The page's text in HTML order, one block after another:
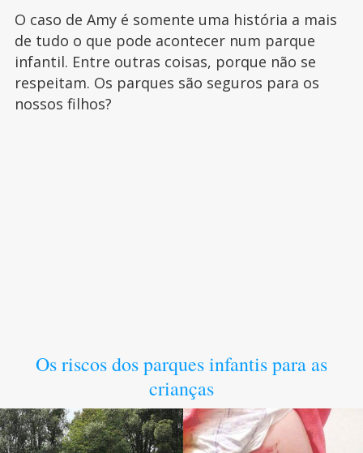
O caso de Amy é somente uma história a mais
de tudo o que pode acontecer num parque
infantil. Entre outras coisas, porque não se
respeitam. Os parques são seguros para os
nossos filhos?
Os riscos dos parques infantis para as
crianças